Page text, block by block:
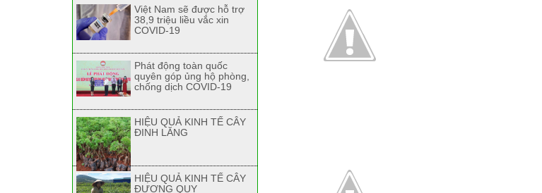
Việt Nam sẽ được hỗ trợ
38,9 triệu liều vắc xin
COVID-19
Phát động toàn quốc
quyên góp ủng hộ phòng,
chống dịch COVID-19
HIỆU QUẢ KINH TẾ CÂY
ĐINH LĂNG
HIỆU QUẢ KINH TẾ CÂY
ĐƯƠNG QUY